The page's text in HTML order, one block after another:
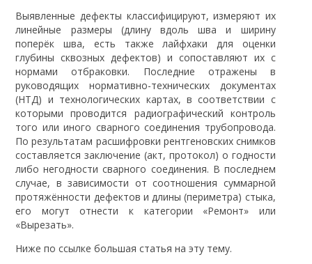
Выявленные дефекты классифицируют, измеряют их
линейные размеры (длину вдоль шва и ширину
поперёк шва, есть также лайфхаки для оценки
глубины сквозных дефектов) и сопоставляют их с
нормами отбраковки. Последние отражены в
руководящих нормативно-технических документах
(НТД) и технологических картах, в соответствии с
которыми проводится радиографический контроль
того или иного сварного соединения трубопровода.
По результатам расшифровки рентгеновских снимков
составляется заключение (акт, протокол) о годности
либо негодности сварного соединения. В последнем
случае, в зависимости от соотношения суммарной
протяжённости дефектов и длины (периметра) стыка,
его могут отнести к категории «Ремонт» или
«Вырезать».
Ниже по ссылке большая статья на эту тему.